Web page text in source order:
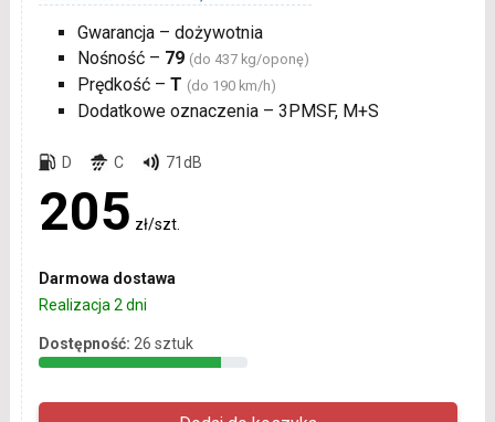
Gwarancja – dożywotnia
Nośność – 79 (do 437 kg/oponę)
Prędkość – T (do 190 km/h)
Dodatkowe oznaczenia – 3PMSF, M+S
D C 71dB
205 zł/szt.
Darmowa dostawa
Realizacja 2 dni
Dostępność: 26 sztuk